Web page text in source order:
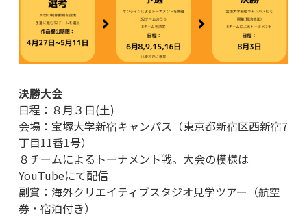
決勝大会
日程：８月３日(土)
会場：宝塚大学新宿キャンパス（東京都新宿区西新宿7
丁目11番1号）
８チームによるトーナメント戦。大会の模様は
YouTubeにて配信
副賞：海外クリエイティブスタジオ見学ツアー（航空
券・宿泊付き）